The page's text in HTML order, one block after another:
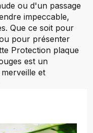
ou d'un passage
impeccable,
Que ce soit pour
pour présenter
Protection plaque
est un
et